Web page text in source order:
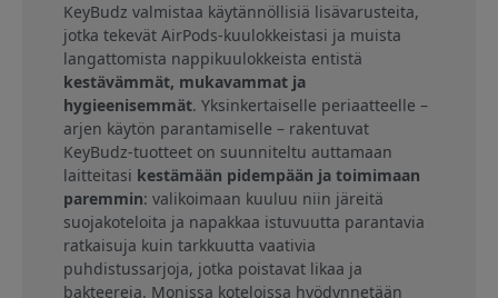
KeyBudz valmistaa käytännöllisiä lisävarusteita,
jotka tekevät AirPods-kuulokkeistasi ja muista
langattomista nappikuulokkeista entistä
kestävämmät, mukavammat ja
hygieenisemmät. Yksinkertaiselle periaatteelle –
arjen käytön parantamiselle – rakentuvat
KeyBudz-tuotteet on suunniteltu auttamaan
laitteitasi kestämään pidempään ja toimimaan
paremmin: valikoimaan kuuluu niin järeitä
suojakoteloita ja napakkaa istuvuutta parantavia
ratkaisuja kuin tarkkuutta vaativia
puhdistussarjoja, jotka poistavat likaa ja
bakteereja. Monissa koteloissa hyödynnetään